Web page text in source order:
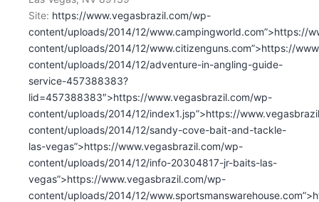
Site: https://www.vegasbrazil.com/wp-
content/uploads/2014/12/www.campingworld.com”>https://
content/uploads/2014/12/www.citizenguns.com”>https://
content/uploads/2014/12/adventure-in-angling-guide-
service-457388383?
lid=457388383″>https://www.vegasbrazil.com/wp-
content/uploads/2014/12/index1.jsp”>https://
content/uploads/2014/12/sandy-cove-bait-and-tackle-
las-vegas”>https://www.vegasbrazil.com/wp-
content/uploads/2014/12/info-20304817-jr-baits-las-
vegas”>https://www.vegasbrazil.com/wp-
content/uploads/2014/12/